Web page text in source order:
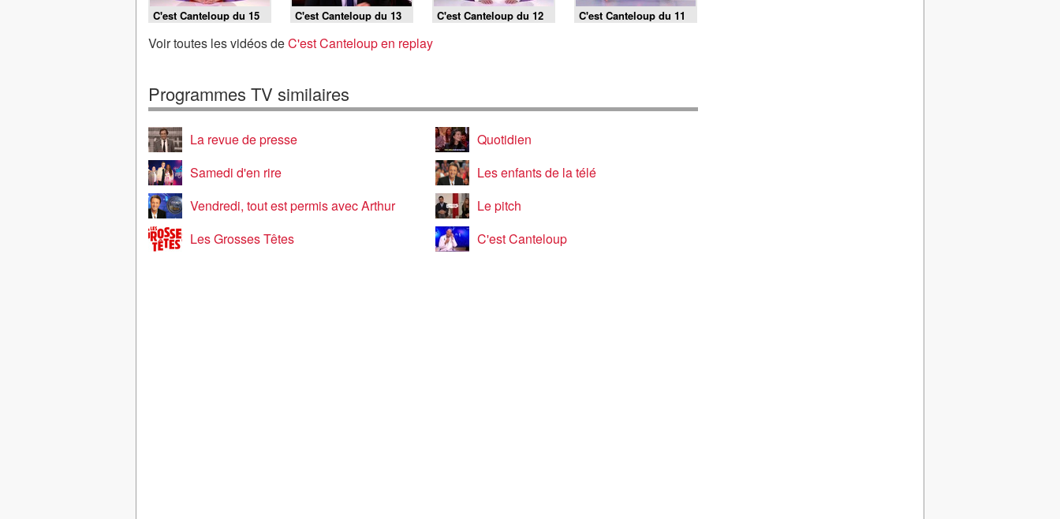
C'est Canteloup du 15
mai 2026
C'est Canteloup du 13
mai 2026
C'est Canteloup du 12
mai 2026
C'est Canteloup du 11
mai 2026
Voir toutes les vidéos deC'est Canteloup en replay
Programmes TV similaires
La revue de presse
Quotidien
Samedi d'en rire
Les enfants de la télé
Vendredi, tout est permis avec Arthur
Le pitch
Les Grosses Têtes
C'est Canteloup